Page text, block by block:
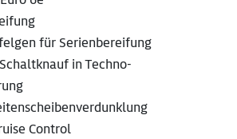
für Serienbereifung
in Techno-
Control